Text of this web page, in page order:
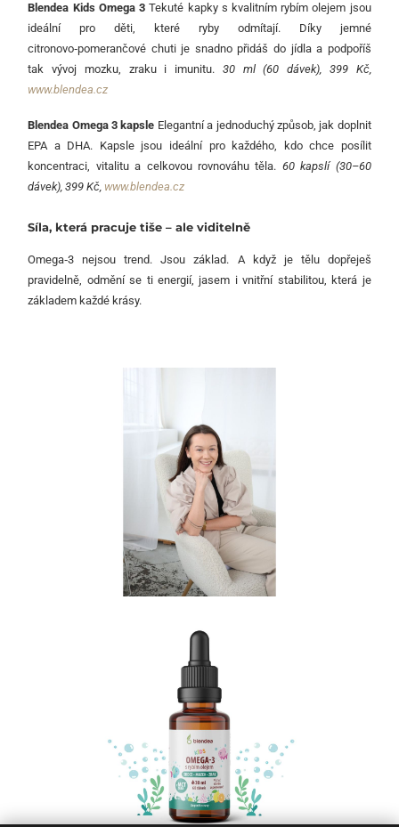
Blendea Kids Omega 3 Tekuté kapky s kvalitním rybím olejem jsou
ideální pro děti, které ryby odmítají. Díky jemné
citronovo‑pomerančové chuti je snadno přidáš do jídla a podpoříš
tak vývoj mozku, zraku i imunitu. 30 ml (60 dávek), 399 Kč,
www.blendea.cz
Blendea Omega 3 kapsle Elegantní a jednoduchý způsob, jak doplnit
EPA a DHA. Kapsle jsou ideální pro každého, kdo chce posílit
koncentraci, vitalitu a celkovou rovnováhu těla. 60 kapslí (30–60
dávek), 399 Kč, www.blendea.cz
Síla, která pracuje tiše – ale viditelně
Omega‑3 nejsou trend. Jsou základ. A když je tělu dopřeješ
pravidelně, odmění se ti energií, jasem i vnitřní stabilitou, která je
základem každé krásy.